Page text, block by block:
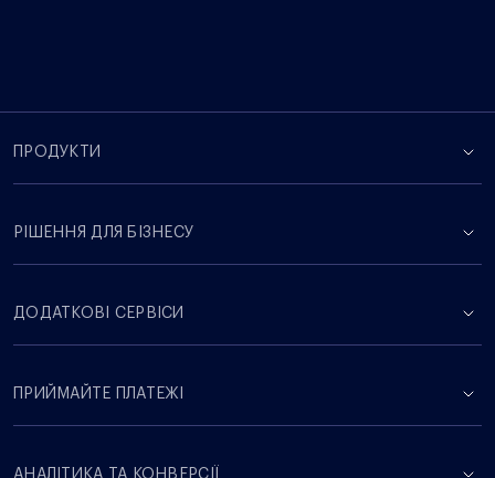
ПРОДУКТИ
РІШЕННЯ ДЛЯ БІЗНЕСУ
ДОДАТКОВІ СЕРВІСИ
ПРИЙМАЙТЕ ПЛАТЕЖІ
АНАЛІТИКА ТА КОНВЕРСІЇ